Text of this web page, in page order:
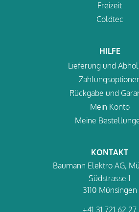
Freizeit
Coldtec
HILFE
Lieferung und
Rückgabe und
Mein Konto
Meine
KONTAKT
Baumann Elektro AG,
Südstrasse 1
3110 Münsingen
+41 31 721 62 27